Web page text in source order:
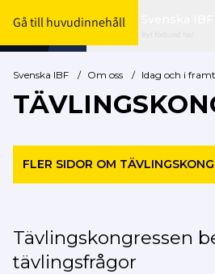
Gå till huvudinnehåll
Byt förbund här
Svenska IBF / Om oss / Idag och i
FLER SIDOR OM
Tävlingskongressen
tävlingsfrågor